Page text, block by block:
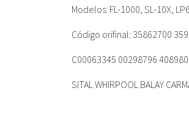
Modelos: FL-1000, SL-10X,
Código orifinal: 35862700
C00063345 00298796
SITAL WHIRPOOL BALAY